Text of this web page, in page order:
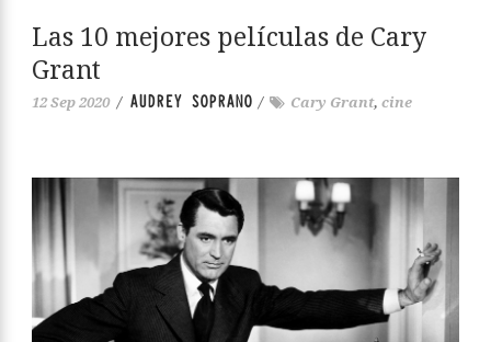
Las 10 mejores películas de Cary
Grant
12 Sep 2020 / AUDREY SOPRANO / Cary Grant, cine